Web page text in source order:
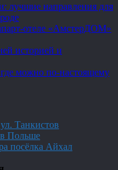
лучшие направления для
отеле «АмстерДОМ»
историей и
можно по-настоящему
Танкистов
Польше
посёлка Айхал